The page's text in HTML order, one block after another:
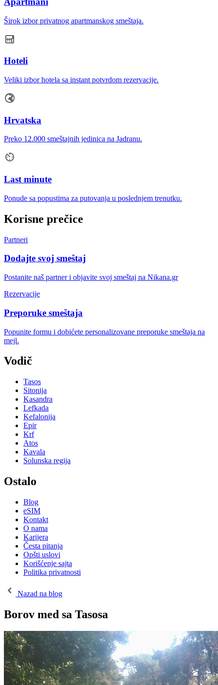
Širok izbor privatnog apartmanskog smeštaja.
Hoteli
Veliki izbor hotela sa instant potvrdom rezervacije.
Hrvatska
Preko 12.000 smeštajnih jedinica na Jadranu.
Last minute
Ponude sa popustima za putovanja u poslednjem trenutku.
Korisne prečice
Partneri
Dodajte svoj smeštaj
Postanite naš partner i objavite svoj smeštaj na Nikana.gr
Rezervacije
Preporuke smeštaja
Popunite formu i dobićete personalizovane preporuke smeštaja na
mejl.
Vodič
Tasos
Sitonija
Kasandra
Lefkada
Kefalonija
Epir
Krf
Atos
Kavala
Solunska regija
Ostalo
Blog
eSIM
Kontakt
O nama
Karijera
Česta pitanja
Opšti uslovi
Korišćenje sajta
Politika privatnosti
Nazad na blog
Borov med sa Tasosa